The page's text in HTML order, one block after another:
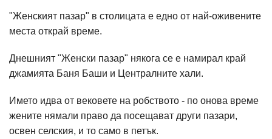
"Женският пазар" в столицата е едно от най-оживените
места открай време.
Днешният "Женски пазар" някога се е намирал край
джамията Баня Баши и Централните хали.
Името идва от вековете на робството - по онова време
жените нямали право да посещават други пазари,
освен селския, и то само в петък.